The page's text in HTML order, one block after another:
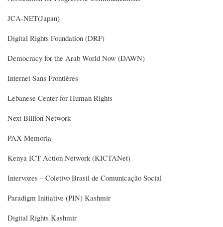
JCA-NET(Japan)
Digital Rights Foundation (DRF)
Democracy for the Arab World Now (DAWN)
Internet Sans Frontières
Lebanese Center for Human Rights
Next Billion Network
PAX Memoria
Kenya ICT Action Network (KICTANet)
Intervozes – Coletivo Brasil de Comunicação Social
Paradigm Initiative (PIN) Kashmir
Digital Rights Kashmir